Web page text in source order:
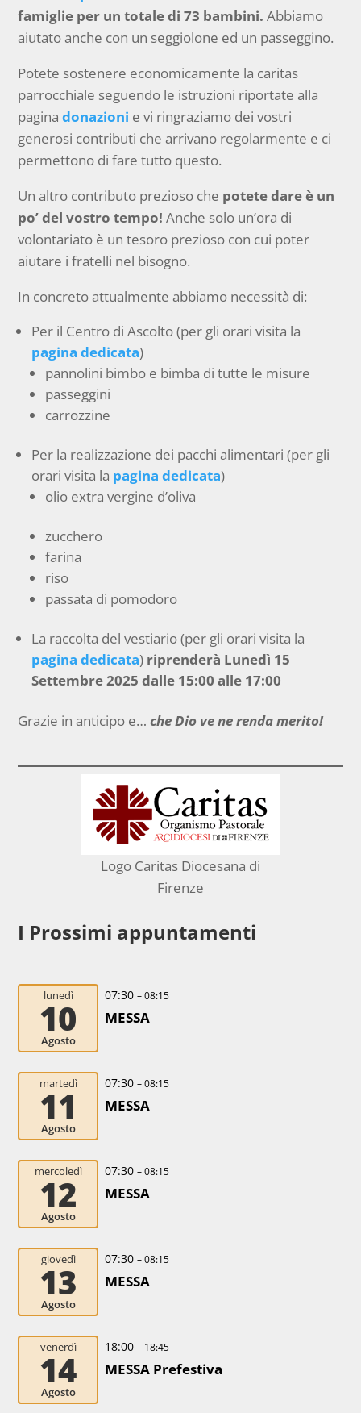
famiglie per un totale di 73 bambini.Abbiamo
aiutato anche con un seggiolone ed un passeggino.
Potete sostenere economicamente la caritas
parrocchiale seguendo le istruzioni riportate alla
paginadonazioni e vi ringraziamo dei vostri
generosi contributi che arrivano regolarmente e ci
permettono di fare tutto questo.
Un altro contributo prezioso che potete dare è un
po’ del vostro tempo! Anche solo un’ora di
volontariato è un tesoro prezioso con cui poter
aiutare i fratelli nel bisogno.
In concreto attualmente abbiamo necessità di:
Per il Centro di Ascolto (per gli orari visita la
pagina dedicata)
pannolini bimbo e bimba di tutte le misure
passeggini
carrozzine
Per la realizzazione dei pacchi alimentari (per gli
orari visita la pagina dedicata)
olio extra vergine d’oliva
zucchero
farina
riso
passata di pomodoro
La raccolta del vestiario (per gli orari visita la
pagina dedicata) riprenderà Lunedì 15
Settembre 2025 dalle 15:00 alle 17:00
Grazie in anticipo e…che Dio ve ne renda merito!
Logo Caritas Diocesana di
Firenze
I Prossimi appuntamenti
lunedì
10
Agosto
07:30 – 08:15
MESSA
martedì
11
Agosto
07:30 – 08:15
MESSA
mercoledì
12
Agosto
07:30 – 08:15
MESSA
giovedì
13
Agosto
07:30 – 08:15
MESSA
venerdì
14
Agosto
18:00 – 18:45
MESSA Prefestiva